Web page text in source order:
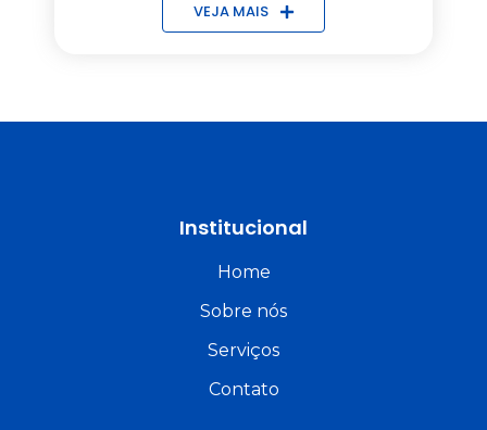
VEJA MAIS
Institucional
Home
Sobre nós
Serviços
Contato